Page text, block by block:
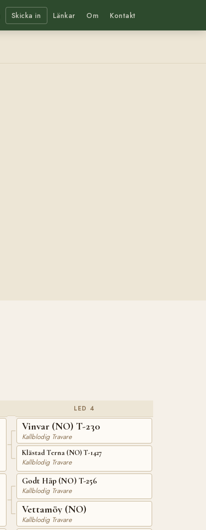
Skicka in Länkar Om Kontakt
LED 4
Vinvar (NO) T-230
Kallblodig Travare
Klästad Terna (NO) T-1427
Kallblodig Travare
Godt Håp (NO) T-256
Kallblodig Travare
Vettamöy (NO)
Kallblodig Travare